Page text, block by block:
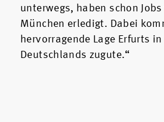
unterwegs, haben schon
München erledigt. Dabei
hervorragende Lage Erfurts
Deutschlands zugute.“